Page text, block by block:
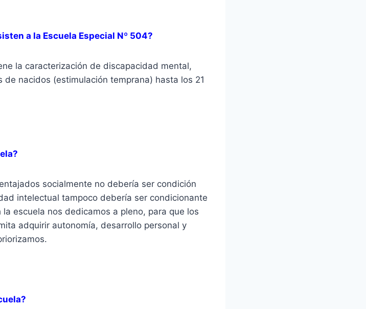
a la Escuela Especial Nº 504?
la caracterización de discapacidad mental,
nacidos (estimulación temprana) hasta los 21
socialmente no debería ser condición
intelectual tampoco debería ser condicionante
escuela nos dedicamos a pleno, para que los
adquirir autonomía, desarrollo personal y